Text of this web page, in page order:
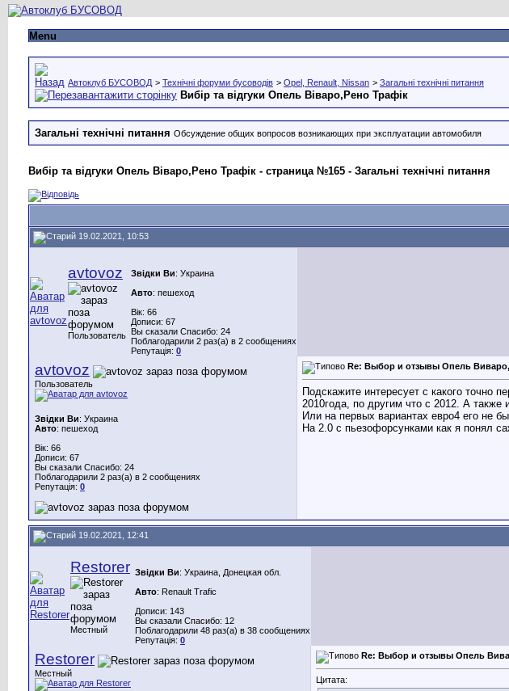
Menu
Автоклуб БУСОВОД > Технічні форуми бусоводів > Opel, Renault, Nissan > Загальні технічні питання
Вибір та відгуки Опель Віваро,Рено Трафік
Загальні технічні питання Обсуждение общих вопросов возникающих при эксплуатации автомобиля
Вибір та відгуки Опель Віваро,Рено Трафік - страница №165 - Загальні технічні питання
19.02.2021, 10:53
avtovoz
Пользователь
Звідки Ви: Украина
Авто: пешеход
Вік: 66
Дописи: 67
Вы сказали Спасибо: 24
Поблагодарили 2 раз(а) в 2 сообщениях
Репутація: 0
avtovoz
Пользователь
Звідки Ви: Украина
Авто: пешеход
Вік: 66
Дописи: 67
Вы сказали Спасибо: 24
Поблагодарили 2 раз(а) в 2 сообщениях
Репутація: 0
Re: Выбор и отзывы Опель
Подскажите интересует с какого точно
2010года, по другим что с 2012. А
Или на первых вариантах евро4 его не
На 2.0 с пьезофорсунками как я понял
19.02.2021, 12:41
Restorer
Местный
Звідки Ви: Украина, Донецкая обл.
Авто: Renault Trafic
Дописи: 143
Вы сказали Спасибо: 12
Поблагодарили 48 раз(а) в 38 сообщениях
Репутація: 0
Restorer
Местный
Re: Выбор и отзывы Опель
Цитата: